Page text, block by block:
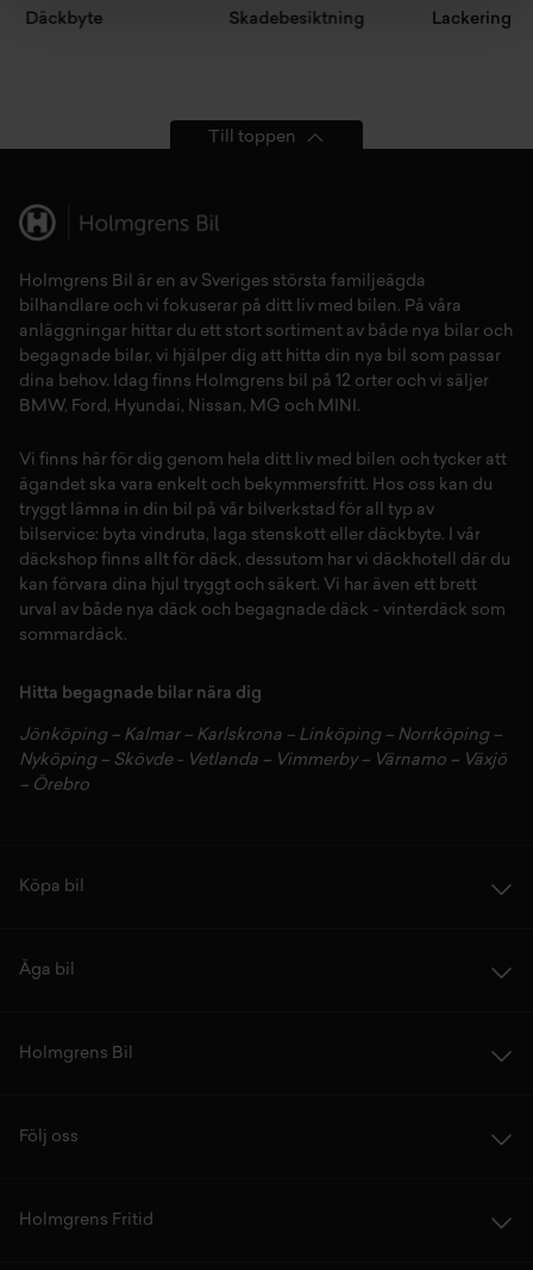
Däckbyte Skadebesiktning Lackering
Till toppen
Holmgrens Bil är en av Sveriges största familjeägda
bilhandlare och vi fokuserar på ditt liv med bilen. På våra
anläggningar hittar du ett stort sortiment av både nya bilar och
begagnade bilar, vi hjälper dig att hitta din nya bil som passar
dina behov. Idag finns Holmgrens bil på 12 orter och vi säljer
BMW, Ford, Hyundai, Nissan , MG och MINI.
Vi finns här för dig genom hela ditt liv med bilen och tycker att
ägandet ska vara enkelt och bekymmersfritt. Hos oss kan du
tryggt lämna in din bil på vår bilverkstad för all typ av
bilservice: byta vindruta, laga stenskott eller däckbyte. I vår
däckshop finns allt för däck, dessutom har vi däckhotell där du
kan förvara dina hjul tryggt och säkert. Vi har även ett brett
urval av både nya däck och begagnade däck - vinterdäck som
sommardäck.
Hitta begagnade bilar nära dig
Jönköping– Kalmar – Karlskrona – Linköping– Norrköping–
Nyköping– Skövde- Vetlanda – Vimmerby– Värnamo – Växjö
– Örebro
Köpa bil
Äga bil
Holmgrens Bil
Följ oss
Holmgrens Fritid